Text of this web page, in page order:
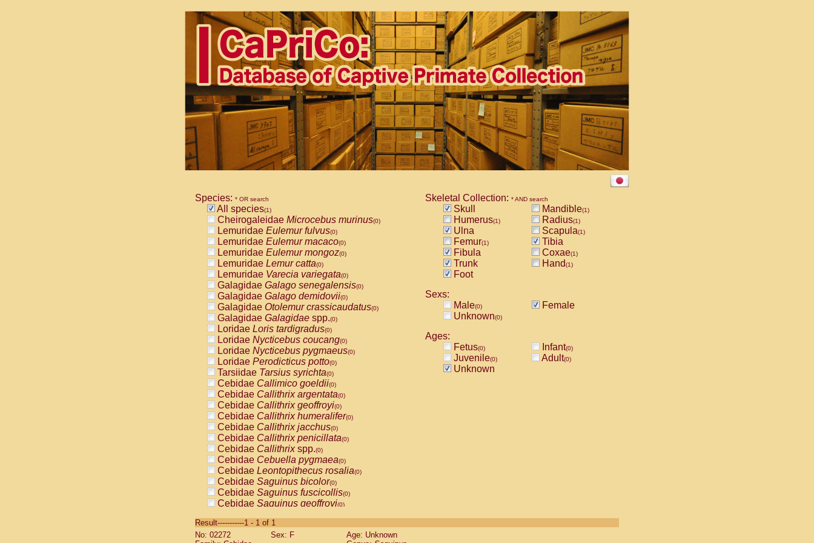
Species: * OR search
All species(1)
Cheirogaleidae Microcebus murinus(0)
Lemuridae Eulemur fulvus(0)
Lemuridae Eulemur macaco(0)
Lemuridae Eulemur mongoz(0)
Lemuridae Lemur catta(0)
Lemuridae Varecia variegata(0)
Galagidae Galago senegalensis(0)
Galagidae Galago demidovii(0)
Galagidae Otolemur crassicaudatus(0)
Galagidae Galagidae spp.(0)
Loridae Loris tardigradus(0)
Loridae Nycticebus coucang(0)
Loridae Nycticebus pygmaeus(0)
Loridae Perodicticus potto(0)
Tarsiidae Tarsius syrichta(0)
Cebidae Callimico goeldii(0)
Cebidae Callithrix argentata(0)
Cebidae Callithrix geoffroyi(0)
Cebidae Callithrix humeralifer(0)
Cebidae Callithrix jacchus(0)
Cebidae Callithrix penicillata(0)
Cebidae Callithrixspp.(0)
Cebidae Cebuella pygmaea(0)
Cebidae Leontopithecus rosalia(0)
Cebidae Saguinus bicolor(0)
Cebidae Saguinus fuscicollis(0)
Cebidae Saguinus geoffroyi(0)
CebidaeSaguinus labiatus(0)
Cebidae Saguinus leucopus (0)
Skeletal Collection: * AND search
Skull Mandible(1)
Humerus(1) Radius(1)
Ulna Scapula(1)
Femur(1)
Tibia
Fibula
Coxae(1)
Trunk Hand(1)
Foot
Sexs:
Male(0)
Female
Unknown(0)
Ages:
Fetus(0) Infant(0)
Juvenile(0) Adult(0)
Unknown
Result-----------1 - 1 of 1
No: 02272
Sex: F
Age: Unknown